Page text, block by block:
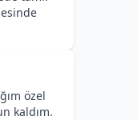
özel
kaldım.